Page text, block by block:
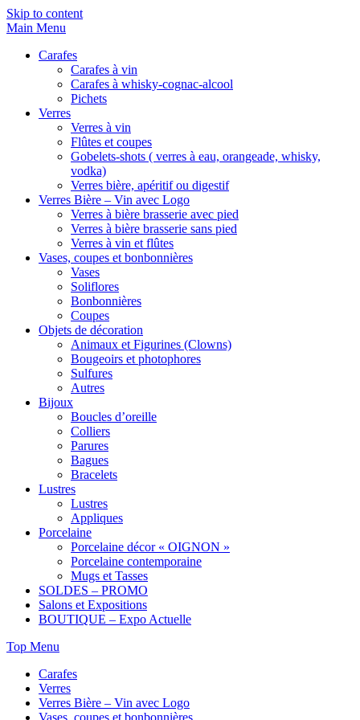
Skip to content
Main Menu
Carafes
Carafes à vin
Carafes à whisky-cognac-alcool
Pichets
Verres
Verres à vin
Flûtes et coupes
Gobelets-shots ( verres à eau, orangeade, whisky,
vodka)
Verres bière, apéritif ou digestif
Verres Bière – Vin avec Logo
Verres à bière brasserie avec pied
Verres à bière brasserie sans pied
Verres à vin et flûtes
Vases, coupes et bonbonnières
Vases
Soliflores
Bonbonnières
Coupes
Objets de décoration
Animaux et Figurines (Clowns)
Bougeoirs et photophores
Sulfures
Autres
Bijoux
Boucles d’oreille
Colliers
Parures
Bagues
Bracelets
Lustres
Lustres
Appliques
Porcelaine
Porcelaine décor « OIGNON »
Porcelaine contemporaine
Mugs et Tasses
SOLDES – PROMO
Salons et Expositions
BOUTIQUE – Expo Actuelle
Top Menu
Carafes
Verres
Verres Bière – Vin avec Logo
Vases, coupes et bonbonnières